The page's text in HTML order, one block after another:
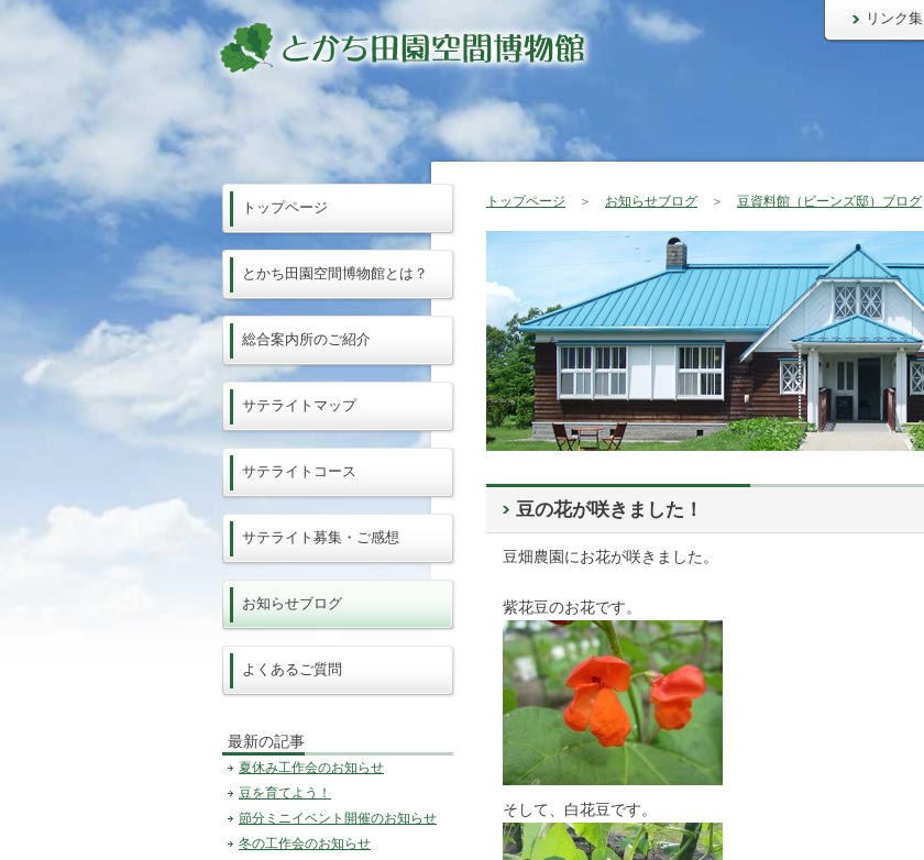
リンク集
トップページ ＞ お知らせブログ ＞ 豆資料館（ビーンズ邸）ブログ
豆の花が咲きました！
豆畑農園にお花が咲きました。
紫花豆のお花です。
そして、白花豆です。
トップページ
とかち田園空間博物館とは？
総合案内所のご紹介
サテライトマップ
サテライトコース
サテライト募集・ご感想
お知らせブログ
よくあるご質問
最新の記事
夏休み工作会のお知らせ
豆を育てよう！
節分ミニイベント開催のお知らせ
冬の工作会のお知らせ